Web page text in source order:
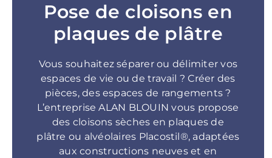
Pose de cloisons en
plaques de plâtre
Vous souhaitez séparer ou délimiter vos
espaces de vie ou de travail ? Créer des
pièces, des espaces de rangements ?
L’entreprise ALAN BLOUIN vous propose
des cloisons sèches en plaques de
plâtre ou alvéolaires Placostil®, adaptées
aux constructions neuves et en